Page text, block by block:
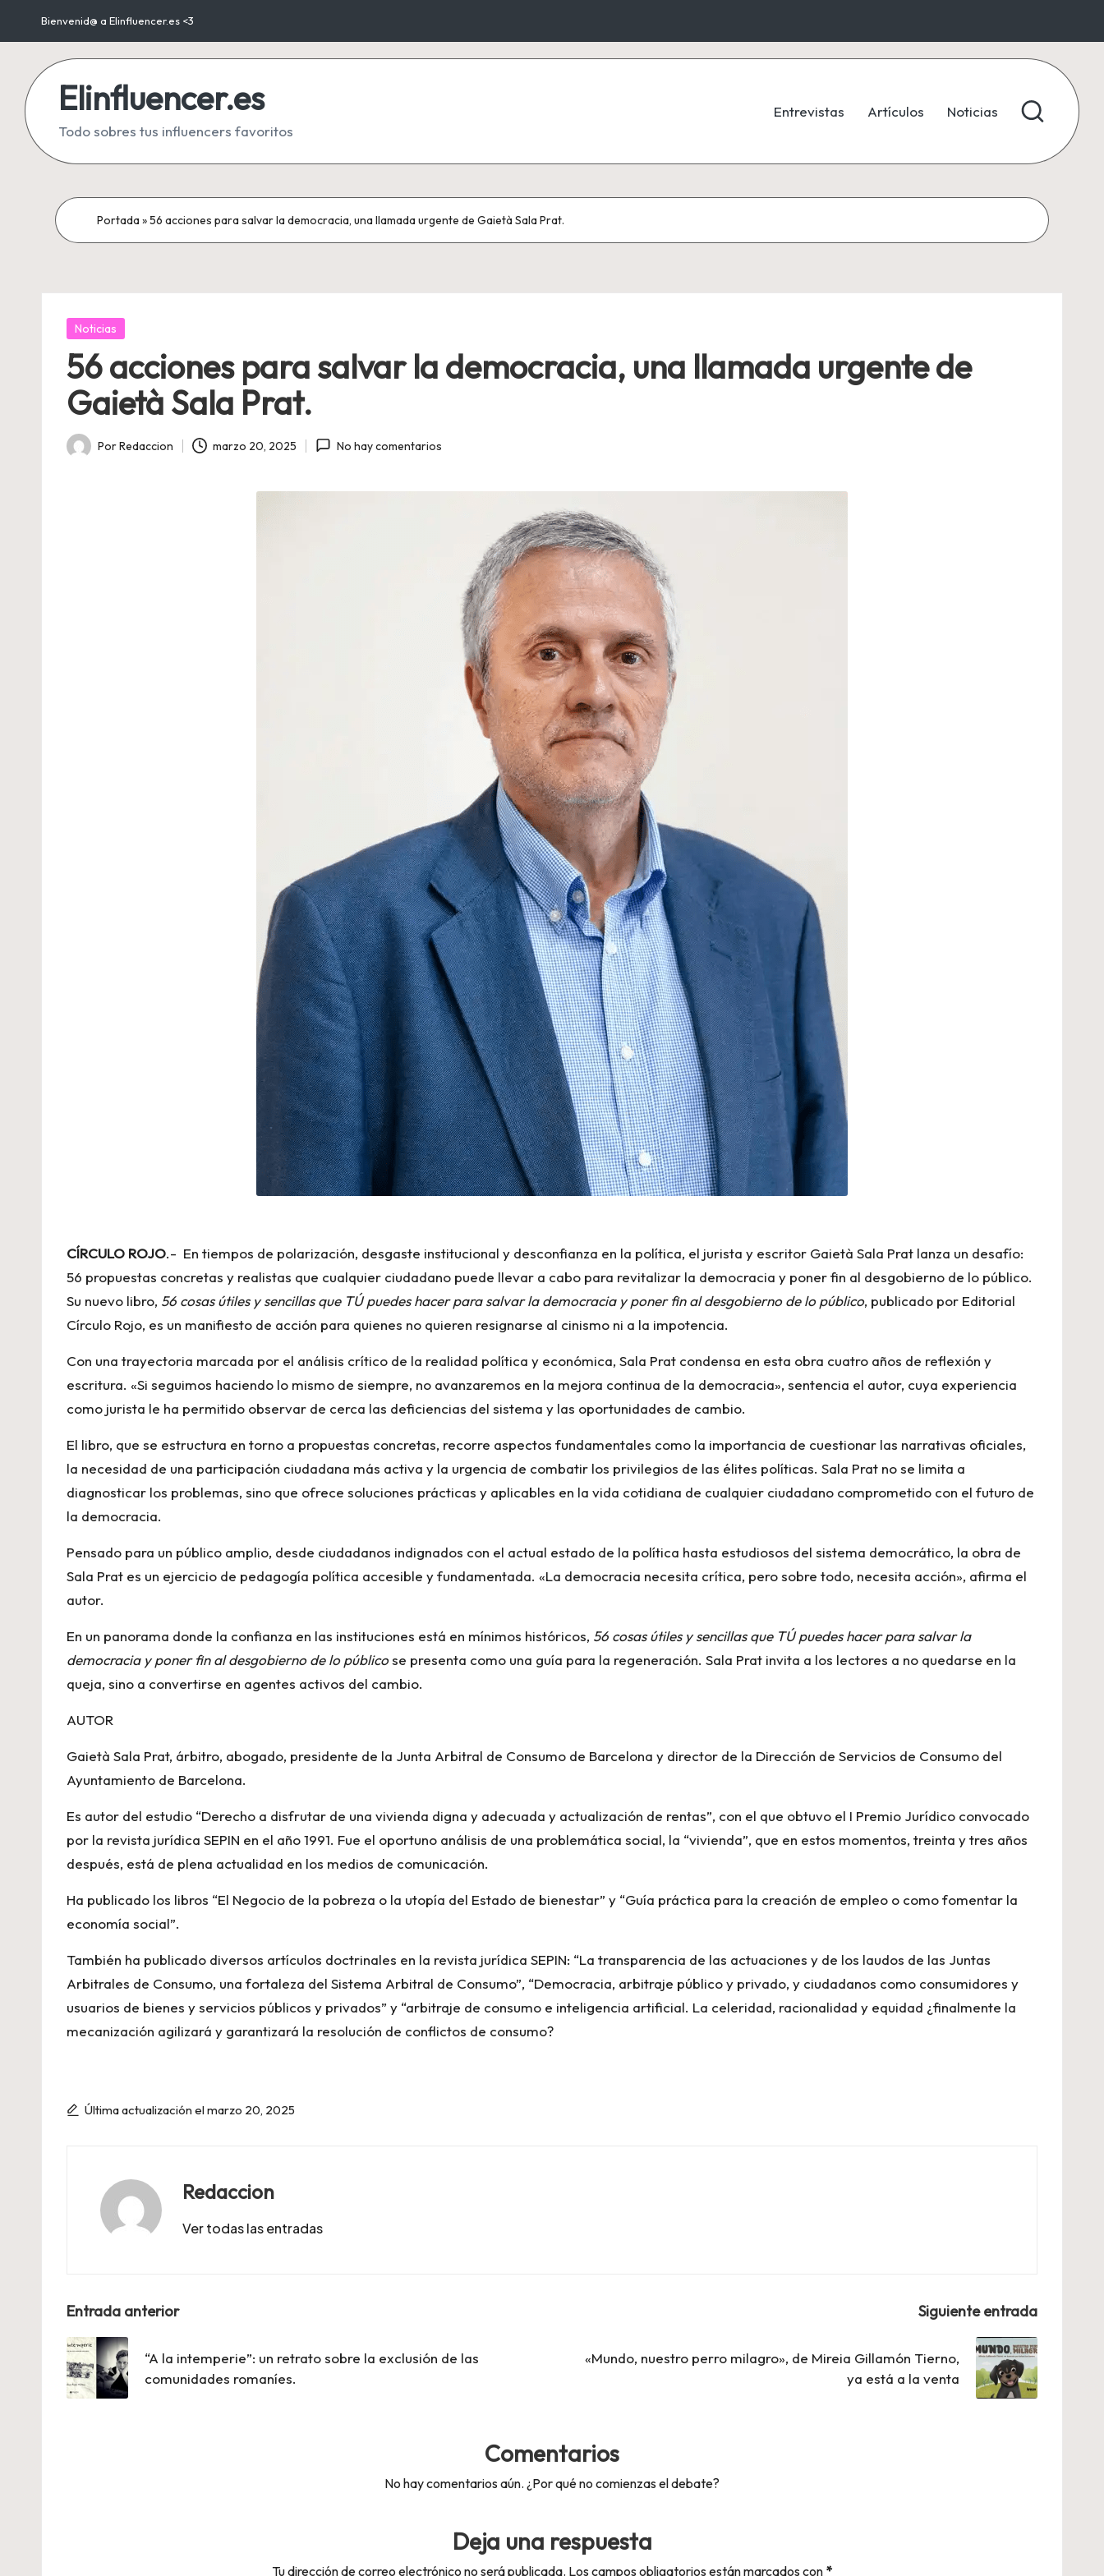
Saltar
contenido
Bienvenid@ a Elinfluencer.es <3
Elinfluencer.es
Todo sobres tus influencers favoritos
Entrevistas Artículos Noticias
Portada»56 acciones para salvar la democracia, una llamada urgente de Gaietà Sala Prat.
Publicada
Noticias
56 acciones para salvar la democracia, una llamada urgente de
Gaietà Sala Prat.
Publicado
PorRedaccion marzo 20, 2025 No hay comentarios
CÍRCULO ROJO.- En tiempos de polarización, desgaste institucional y desconfianza en la política, el jurista y escritor Gaietà Sala Prat lanza un desafío:
56 propuestas concretas y realistas que cualquier ciudadano puede llevar a cabo para revitalizar la democracia y poner fin al desgobierno de lo público.
Su nuevo libro, 56 cosas útiles y sencillas que TÚ puedes hacer para salvar la democracia y poner fin al desgobierno de lo público, publicado por Editorial
Círculo Rojo, es un manifiesto de acción para quienes no quieren resignarse al cinismo ni a la impotencia.
Con una trayectoria marcada por el análisis crítico de la realidad política y económica, Sala Prat condensa en esta obra cuatro años de reflexión y
escritura. «Si seguimos haciendo lo mismo de siempre, no avanzaremos en la mejora continua de la democracia», sentencia el autor, cuya experiencia
como jurista le ha permitido observar de cerca las deficiencias del sistema y las oportunidades de cambio.
El libro, que se estructura en torno a propuestas concretas, recorre aspectos fundamentales como la importancia de cuestionar las narrativas oficiales,
la necesidad de una participación ciudadana más activa y la urgencia de combatir los privilegios de las élites políticas. Sala Prat no se limita a
diagnosticar los problemas, sino que ofrece soluciones prácticas y aplicables en la vida cotidiana de cualquier ciudadano comprometido con el futuro de
la democracia.
Pensado para un público amplio, desde ciudadanos indignados con el actual estado de la política hasta estudiosos del sistema democrático, la obra de
Sala Prat es un ejercicio de pedagogía política accesible y fundamentada. «La democracia necesita crítica, pero sobre todo, necesita acción», afirma el
autor.
En un panorama donde la confianza en las instituciones está en mínimos históricos, 56 cosas útiles y sencillas que TÚ puedes hacer para salvar la
democracia y poner fin al desgobierno de lo públicose presenta como una guía para la regeneración. Sala Prat invita a los lectores a no quedarse en la
queja, sino a convertirse en agentes activos del cambio.
AUTOR
Gaietà Sala Prat, árbitro, abogado, presidente de la Junta Arbitral de Consumo de Barcelona y director de la Dirección de Servicios de Consumo del
Ayuntamiento de Barcelona.
Es autor del estudio “Derecho a disfrutar de una vivienda digna y adecuada y actualización de rentas”, con el que obtuvo el I Premio Jurídico convocado
por la revista jurídica SEPIN en el año 1991. Fue el oportuno análisis de una problemática social, la “vivienda”, que en estos momentos, treinta y tres años
después, está de plena actualidad en los medios de comunicación.
Ha publicado los libros “El Negocio de la pobreza o la utopía del Estado de bienestar” y “Guía práctica para la creación de empleo o como fomentar la
economía social”.
También ha publicado diversos artículos doctrinales en la revista jurídica SEPIN: “La transparencia de las actuaciones y de los laudos de las Juntas
Arbitrales de Consumo, una fortaleza del Sistema Arbitral de Consumo”, “Democracia, arbitraje público y privado, y ciudadanos como consumidores y
usuarios de bienes y servicios públicos y privados” y “arbitraje de consumo e inteligencia artificial. La celeridad, racionalidad y equidad ¿finalmente la
mecanización agilizará y garantizará la resolución de conflictos de consumo?
Última actualización el marzo 20, 2025
Redaccion
Ver todas las entradas
Navegación
de
entradas
Entrada anterior
“A la intemperie”: un retrato sobre la exclusión de las
comunidades romaníes.
Siguiente entrada
«Mundo, nuestro perro milagro», de Mireia Gillamón Tierno,
ya está a la venta
Comentarios
No hay comentarios aún. ¿Por qué no comienzas el debate?
Deja una respuesta
Tu dirección de correo electrónico no será publicada. Los campos obligatorios están marcados con *